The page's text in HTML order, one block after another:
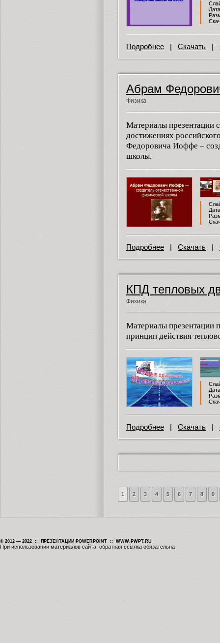
Подробнее | Скачать |
Абрам
Физика
Материалы презентации
достижениях
Федоровича Иоффе –
школы.
Подробнее | Скачать |
КПД тепловых
Физика
Материалы презентации
принцип действия
Подробнее | Скачать |
1 2 3 4 5 6 7 8 9
© 2012 — 2022 :: ПРЕЗЕНТАЦИИ POWERPOINT :: WWW.PWPT.RU
При использовании материалов сайта, обратная ссылка обязательна